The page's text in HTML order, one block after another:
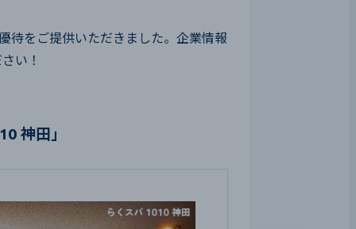
待をご提供いただきました。企業情報
い！
神田」